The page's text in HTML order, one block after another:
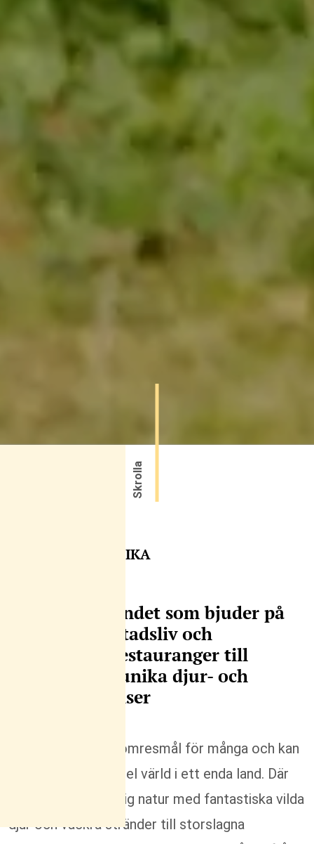
Skrolla
VARFÖR SYDAFRIKA
Sydafrika – landet som bjuder på
allt från storstadsliv och
högklassiga restauranger till
stränder och unika djur- och
naturupplevelser
Sydafrika är ett drömresmål för många och kan
beskrivas som en hel värld i ett enda land. Där
ryms alltifrån mäktig natur med fantastiska vilda
djur och vackra stränder till storslagna